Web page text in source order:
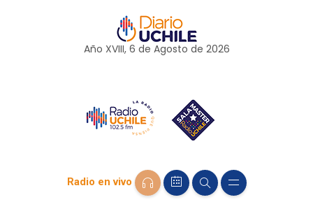
Año XVIII, 6 de Agosto de 2026
Radio en vivo